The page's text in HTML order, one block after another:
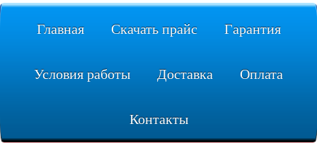
Главная Скачать прайс Гарантия
Условия работы Доставка Оплата
Контакты